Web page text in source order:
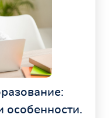
особенности.